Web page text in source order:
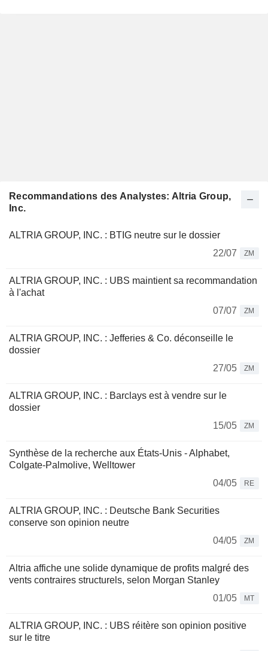
Recommandations des Analystes: Altria Group,
Inc.
ALTRIA GROUP, INC. : BTIG neutre sur le dossier
22/07
ZM
ALTRIA GROUP, INC. : UBS maintient sa recommandation
à l'achat
07/07
ZM
ALTRIA GROUP, INC. : Jefferies & Co. déconseille le
dossier
27/05
ZM
ALTRIA GROUP, INC. : Barclays est à vendre sur le
dossier
15/05
ZM
Synthèse de la recherche aux États-Unis - Alphabet,
Colgate-Palmolive, Welltower
04/05
RE
ALTRIA GROUP, INC. : Deutsche Bank Securities
conserve son opinion neutre
04/05
ZM
Altria affiche une solide dynamique de profits malgré des
vents contraires structurels, selon Morgan Stanley
01/05
MT
ALTRIA GROUP, INC. : UBS réitère son opinion positive
sur le titre